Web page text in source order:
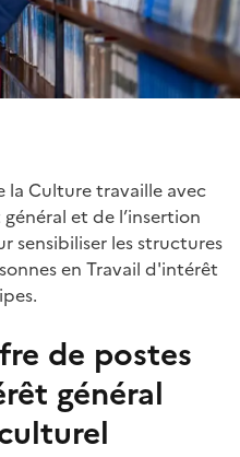
la Culture travaille avec
et de l’insertion
sensibiliser les structures
en Travail d'intérêt
de postes
général